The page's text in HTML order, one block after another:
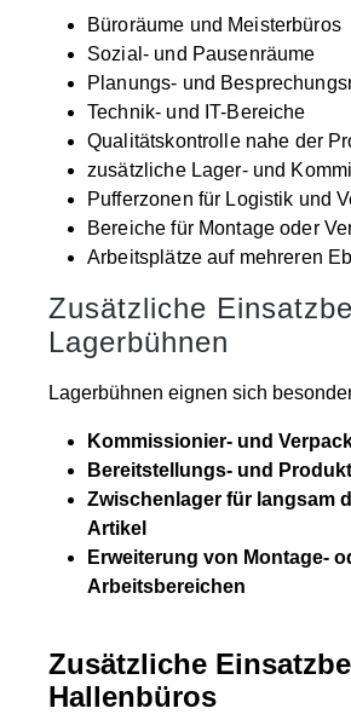
Büroräume und Meisterbüros
Sozial- und Pausenräume
Planungs- und
Technik- und IT-Bereiche
Qualitätskontrolle nahe der
zusätzliche Lager- und
Pufferzonen für Logistik und
Bereiche für Montage oder
Arbeitsplätze auf mehreren
Zusätzliche
Lagerbühnen
Lagerbühnen eignen sich
Kommissionier- und
Bereitstellungs- und
Zwischenlager für langsam
Artikel
Erweiterung von Montage-
Arbeitsbereichen
Zusätzliche
Hallenbüros